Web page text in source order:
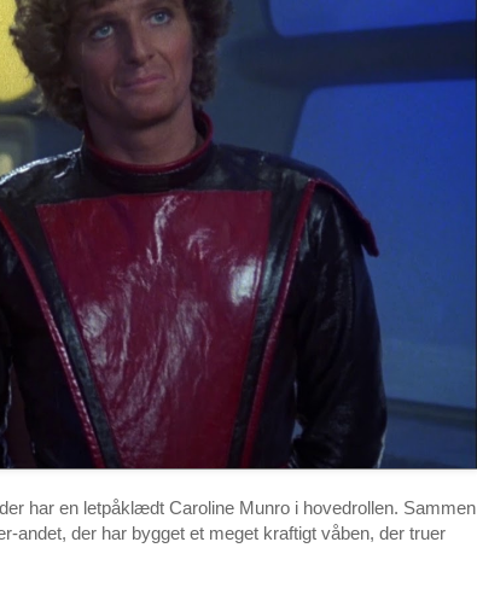
har en letpåklædt Caroline Munro i hovedrollen. Sammen
andet, der har bygget et meget kraftigt våben, der truer